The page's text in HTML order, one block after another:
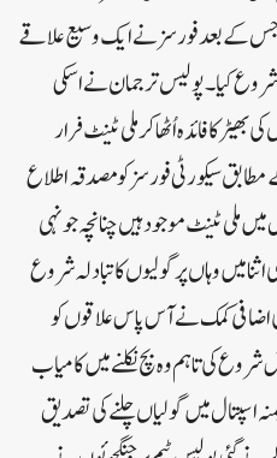
جس کے بعد فورسز نے ایک وسیع علاقے
کیا۔پولیس ترجمان نے اسکی
کا فائدہ اُٹھا کر ملی ٹینٹ فرار
سیکورٹی فورسز کو مصدقہ اطلاع
ملی ٹینٹ موجود ہیں چنانچہ جونہی
میں وہاں پر گولیوں کا تبادلہ شروع
اضافی کمک نے آس پاس علاقوں کو
کی تاہم وہ بچ نکلنے میں کامیاب
میں گولیاں چلنے کی تصدیق